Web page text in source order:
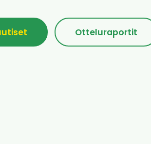
Otteluraportit